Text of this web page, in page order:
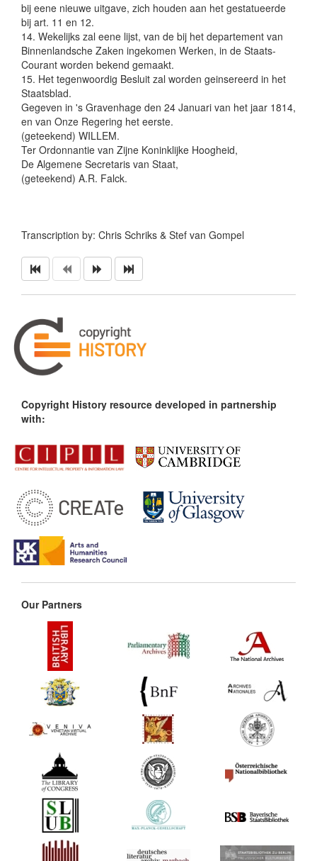
bij eene nieuwe uitgave, zich houden aan het gestatueerde
bij art. 11 en 12.
14. Wekelijks zal eene lijst, van de bij het departement van
Binnenlandsche Zaken ingekomen Werken, in de Staats-
Courant worden bekend gemaakt.
15. Het tegenwoordig Besluit zal worden geinsereerd in het
Staatsblad.
Gegeven in 's Gravenhage den 24 Januari van het jaar 1814,
en van Onze Regering het eerste.
(geteekend) WILLEM.
Ter Ordonnantie van Zijne Koninklijke Hoogheid,
De Algemene Secretaris van Staat,
(geteekend) A.R. Falck.
Transcription by: Chris Schriks & Stef van Gompel
Copyright History resource developed in partnership
with:
Our Partners